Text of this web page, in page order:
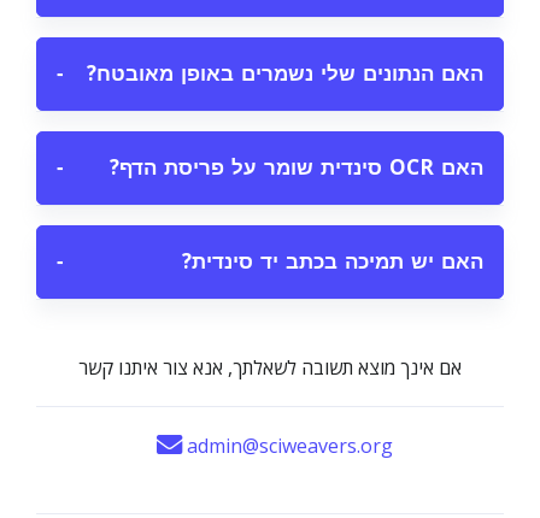
האם הנתונים שלי נשמרים באופן מאובטח? −
האם OCR סינדית שומר על פריסת הדף? −
האם יש תמיכה בכתב יד סינדית? −
אם אינך מוצא תשובה לשאלתך, אנא צור איתנו קשר
admin@sciweavers.org